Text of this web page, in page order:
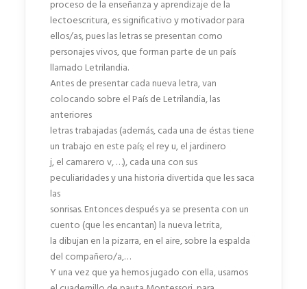
proceso de la enseñanza y aprendizaje de la
lectoescritura, es significativo y motivador para
ellos/as, pues las letras se presentan como
personajes vivos, que forman parte de un país
llamado Letrilandia.
Antes de presentar cada nueva letra, van
colocando sobre el País de Letrilandia, las
anteriores
letras trabajadas (además, cada una de éstas tiene
un trabajo en este país; el rey u, el jardinero
j, el camarero v, …), cada una con sus
peculiaridades y una historia divertida que les saca
las
sonrisas. Entonces después ya se presenta con un
cuento (que les encantan) la nueva letrita,
la dibujan en la pizarra, en el aire, sobre la espalda
del compañero/a,…
Y una vez que ya hemos jugado con ella, usamos